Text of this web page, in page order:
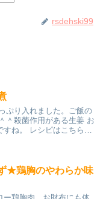
rsdehski99
ぷり入れました。ご飯の
＾殺菌作用がある生姜 お
すね。 レシピはこちら
★鶏胸のやわらか味